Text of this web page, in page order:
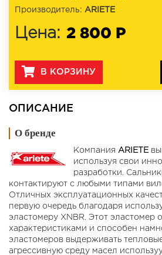
Производитель: ARIETE
Цена: 2 800 Р
В КОРЗИНУ
ОПИСАНИЕ
О бренде
Компания ARIETE
используя свои
разработки.
контактируют с любыми типами
Отличных эксплуатационных
первую очередь благодаря
эластомеру XNBR. Этот эластомер
характеристиками и способен
эластомеров выдерживать
агрессивную среду масел